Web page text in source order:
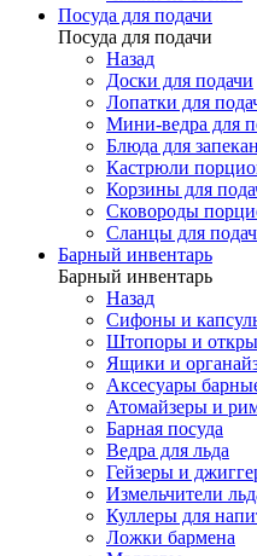
Посуда для подачи
Посуда для подачи
Назад
Доски для подачи
Лопатки для
Мини-ведра для
Блюда для
Кастрюли
Корзины для
Сковороды
Сланцы для
Барный инвентарь
Барный инвентарь
Назад
Сифоны и
Штопоры и
Ящики и
Аксесуары
Атомайзеры и
Барная посуда
Ведра для льда
Гейзеры и
Измельчители
Куллеры для
Ложки бармена